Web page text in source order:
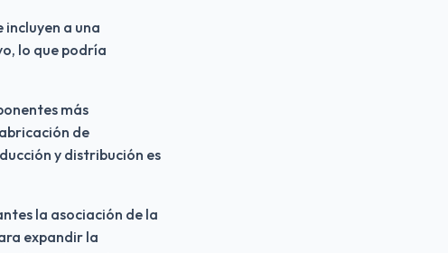
incluyen a una
lo que podría
más
de
y distribución es
la asociación de la
expandir la